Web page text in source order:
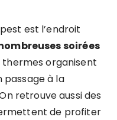
est l’endroit
soirées
thermes organisent
passage à la
retrouve aussi des
de profiter